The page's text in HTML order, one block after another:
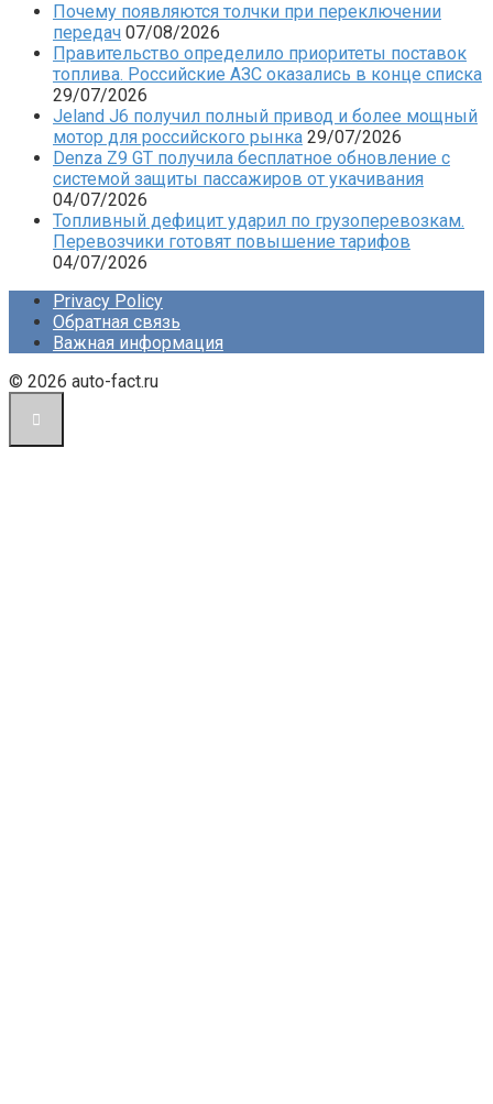
Почему появляются толчки при переключении
передач 07/08/2026
Правительство определило приоритеты поставок
топлива. Российские АЗС оказались в конце списка
29/07/2026
Jeland J6 получил полный привод и более мощный
мотор для российского рынка 29/07/2026
Denza Z9 GT получила бесплатное обновление с
системой защиты пассажиров от укачивания
04/07/2026
Топливный дефицит ударил по грузоперевозкам.
Перевозчики готовят повышение тарифов
04/07/2026
Privacy Policy
Обратная связь
Важная информация
© 2026 auto-fact.ru